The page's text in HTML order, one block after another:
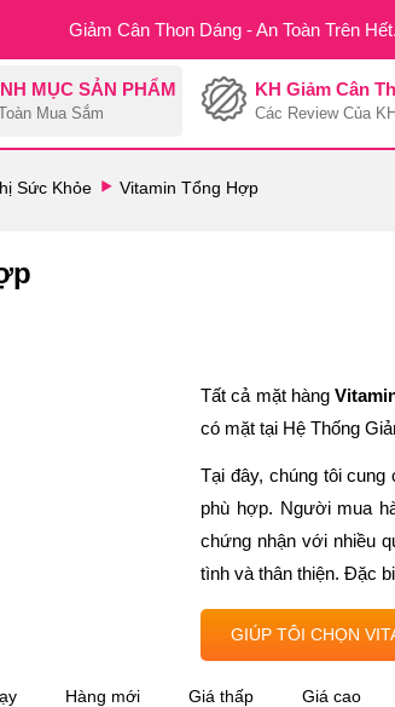
Giảm Cân Thon Dáng - An Toàn Trên Hết.
MỤC SẢN PHẨM
Mua Sắm
KH Giảm Cân
Các Review Của
Sức Khỏe Vitamin Tổng Hợp
Tất cả mặt hàng
có mặt tại Hệ Thống
Tại đây, chúng tôi
phù hợp. Người mua
chứng nhận với nhiều
tình và thân thiện. Đặc
GIÚP TÔI CHỌN
Hàng mới Giá thấp Giá cao